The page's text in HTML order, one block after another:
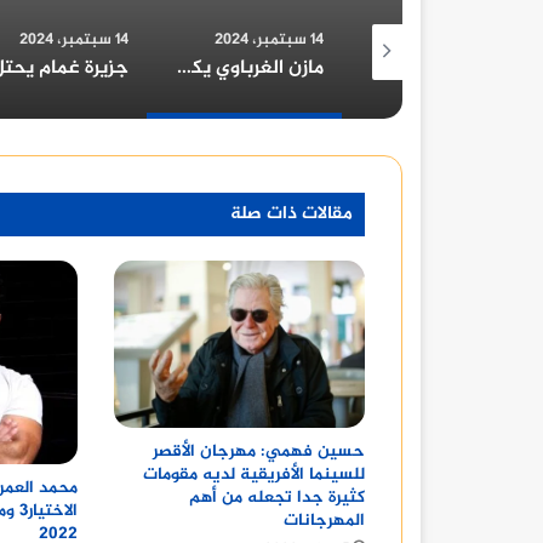
مازن الغرباوي يكشف عن قوام اللجنة العليا لمهرجان شرم الشيخ الدولي للمسرح الشبابي
14 سبتمبر، 2024
جزيرة غمام يحتل نصيب الأسد من جوائز مهرجان القاهرة للدراما في دورته الأولى ٢٠٢٢
13 يونيو، 2024
مقالات ذات صلة
حسين فهمي: مهرجان الأقصر
للسينما الأفريقية لديه مقومات
كثيرة جدا تجعله من أهم
المهرجانات
محمد
2022